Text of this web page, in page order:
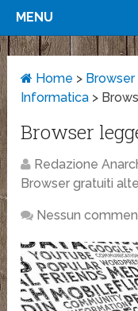
MENU
Home >
Informatica >
Browser
Redazione
Browser gratuiti
Nessun